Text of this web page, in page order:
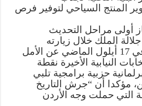
المنتج السياحي لتوفير فرص
أولى مراحل التحديث
الملك خلال زيارته
لمحافظة جرش في 17 أيلول الماضي عن الأمل
النيابية الأخيرة نقطة
حزبية برامجية تلبي
مؤكدا أن “جرش التاريخ
التي حملت وجه الأردن